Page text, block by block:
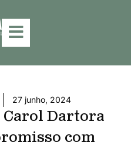
27 junho, 2024
Dartora
com